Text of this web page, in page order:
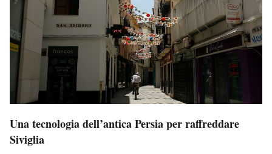
Una tecnologia dell’antica Persia per raffreddare
Siviglia